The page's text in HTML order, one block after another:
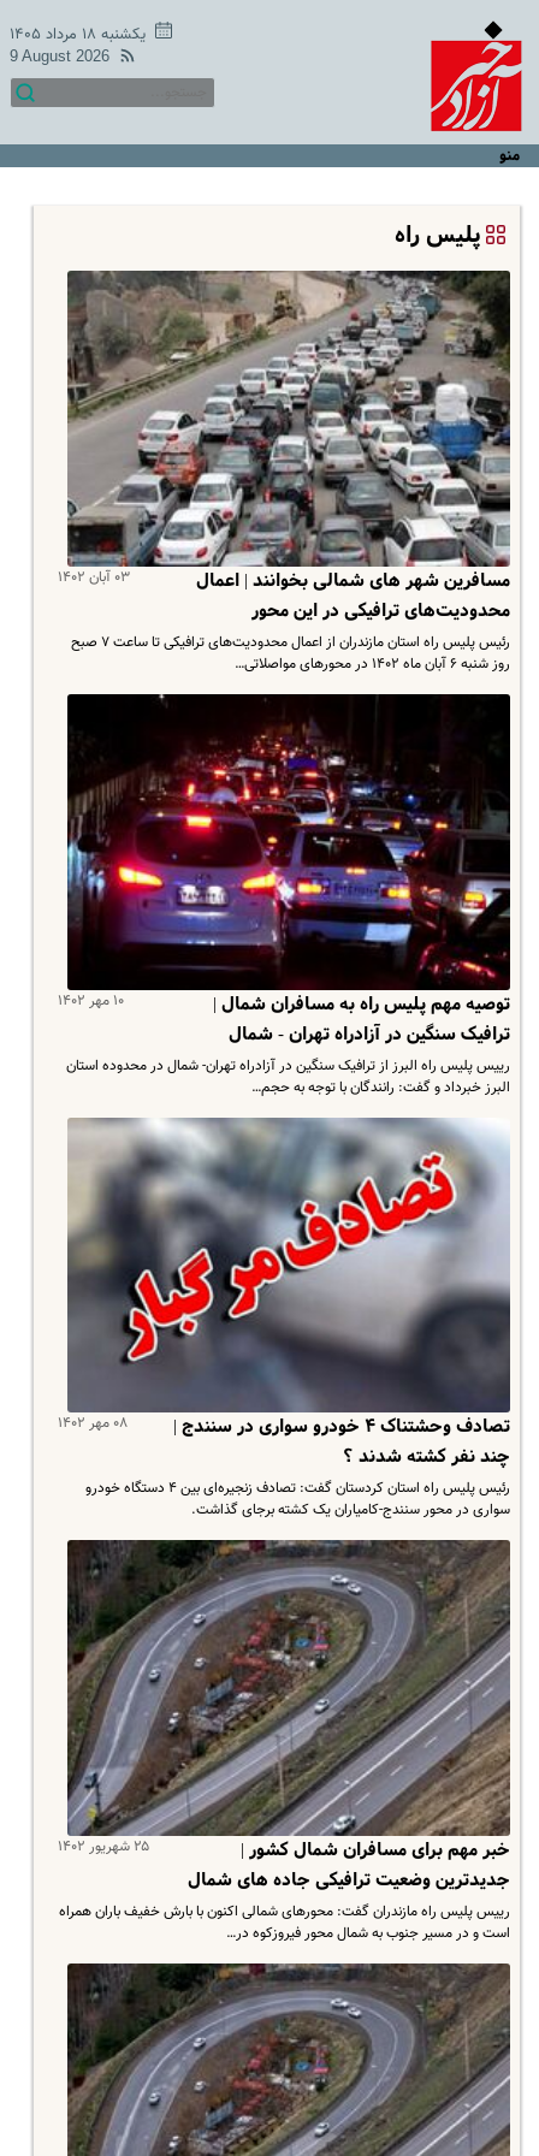
یکشنبه ۱۸ مرداد ۱۴۰۵
9 August 2026
منو
پلیس راه
۰۳ آبان ۱۴۰۲
مسافرین شهر های شمالی بخوانند | اعمال
محدودیت‌های ترافیکی در این محور
رئیس پلیس راه استان مازندران از اعمال محدودیت‌های ترافیکی تا ساعت ۷ صبح
روز شنبه ۶ آبان ماه ۱۴۰۲ در محورهای مواصلاتی…
۱۰ مهر ۱۴۰۲
توصیه مهم پلیس راه به مسافران شمال |
ترافیک سنگین در آزادراه تهران - شمال
رییس پلیس راه البرز از ترافیک سنگین در آزادراه تهران- شمال در محدوده استان
البرز خبرداد و گفت: رانندگان با توجه به حجم…
۰۸ مهر ۱۴۰۲
تصادف وحشتناک ۴ خودرو سواری در سنندج |
چند نفر کشته شدند ؟
رئیس پلیس راه استان کردستان گفت: تصادف زنجیره‌ای بین ۴ دستگاه خودرو
سواری در محور سنندج-کامیاران یک کشته برجای گذاشت.
۲۵ شهریور ۱۴۰۲
خبر مهم برای مسافران شمال کشور |
جدیدترین وضعیت ترافیکی جاده های شمال
رییس پلیس راه مازندران گفت: محورهای شمالی اکنون با بارش خفیف باران همراه
است و در مسیر جنوب به شمال محور فیروزکوه در…